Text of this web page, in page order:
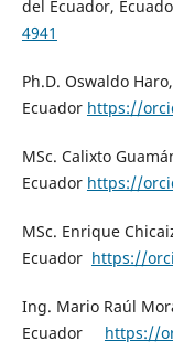
del Ecuador,
4941
Ph.D. Oswaldo
Ecuador https://
MSc. Calixto
Ecuador https://
MSc. Enrique
Ecuador https://
Ing. Mario Raúl
Ecuador https://